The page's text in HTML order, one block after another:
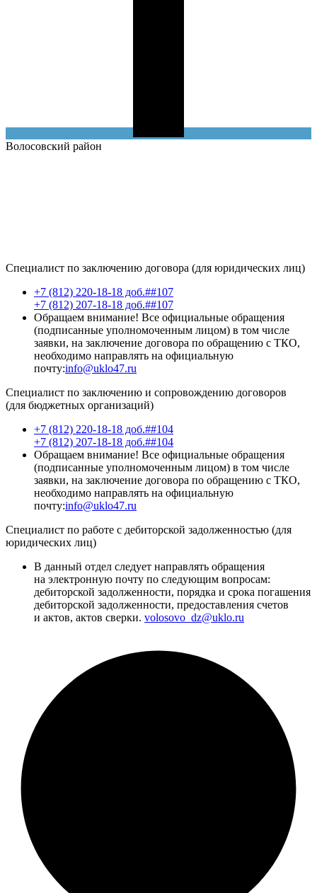
Волосовский район
Специалист по заключению договора (для юридических лиц)
+7 (812) 220-18-18 доб.##107
+7 (812) 207-18-18 доб.##107
Обращаем внимание! Все официальные обращения
(подписанные уполномоченным лицом) в том числе
заявки, на заключение договора по обращению с ТКО,
необходимо направлять на официальную
почту:info@uklo47.ru
Специалист по заключению и сопровождению договоров
(для бюджетных организаций)
+7 (812) 220-18-18 доб.##104
+7 (812) 207-18-18 доб.##104
Обращаем внимание! Все официальные обращения
(подписанные уполномоченным лицом) в том числе
заявки, на заключение договора по обращению с ТКО,
необходимо направлять на официальную
почту:info@uklo47.ru
Специалист по работе с дебиторской задолженностью (для
юридических лиц)
В данный отдел следует направлять обращения
на электронную почту по следующим вопросам:
дебиторской задолженности, порядка и срока погашения
дебиторской задолженности, предоставления счетов
и актов, актов сверки. volosovo_dz@uklo.ru